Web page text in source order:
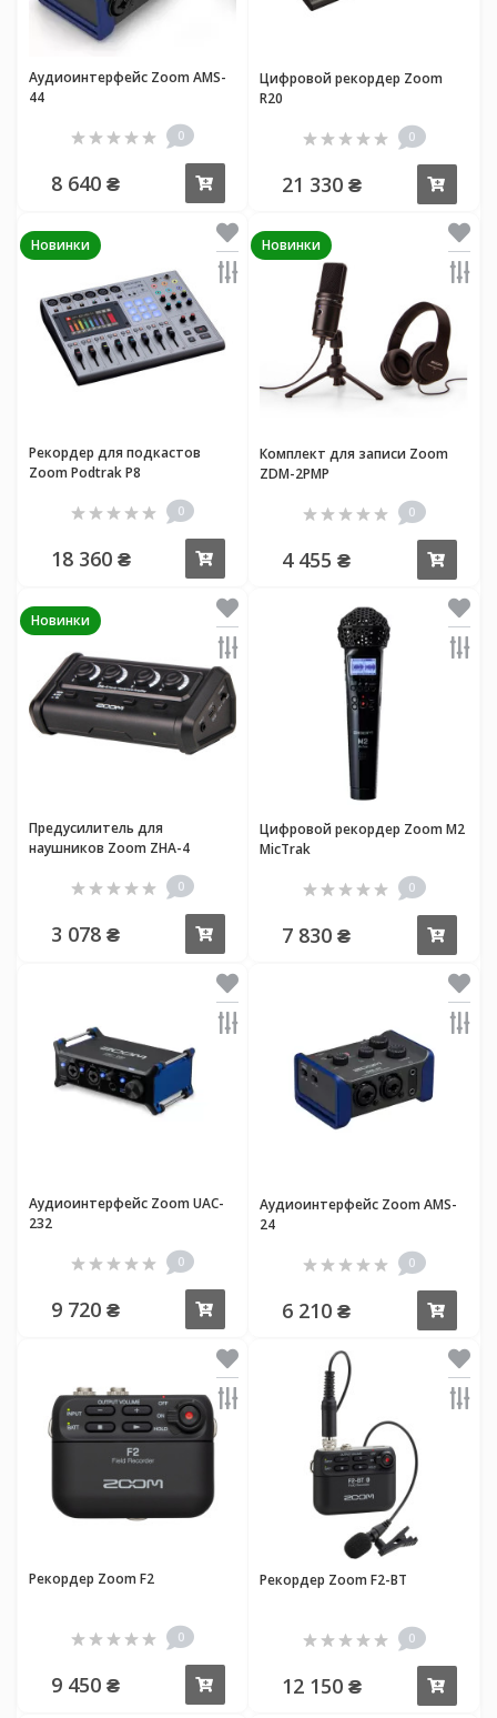
Аудиоинтерфейс Zoom AMS-
44
0
8 640 ₴
Цифровой рекордер Zoom
R20
0
21 330 ₴
Новинки
Рекордер для подкастов
Zoom Podtrak P8
0
18 360 ₴
Новинки
Комплект для записи Zoom
ZDM-2PMP
0
4 455 ₴
Новинки
Предусилитель для
наушников Zoom ZHA-4
0
3 078 ₴
Цифровой рекордер Zoom M2
MicTrak
0
7 830 ₴
Аудиоинтерфейс Zoom UAC-
232
0
9 720 ₴
Аудиоинтерфейс Zoom AMS-
24
0
6 210 ₴
Рекордер Zoom F2
0
9 450 ₴
Рекордер Zoom F2-BT
0
12 150 ₴